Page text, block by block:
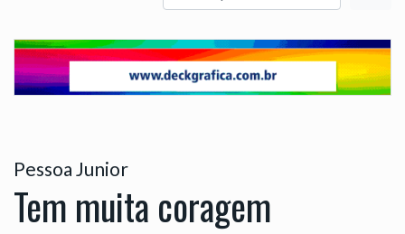
Pessoa Junior
Tem muita coragem